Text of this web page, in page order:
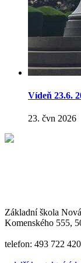
Vídeň 23.6.
23. čvn 2026
Základní škola
Komenského 555,
telefon: 493 722